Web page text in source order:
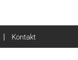
Kontakt